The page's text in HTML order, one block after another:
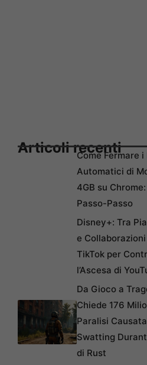
Articoli recenti
Come Fermare
Automatici di
4GB su
Passo-Passo
Disney+: Tra
e
TikTok per
l’Ascesa di
Da Gioco a
Chiede 176
Paralisi
Swatting
di Rust